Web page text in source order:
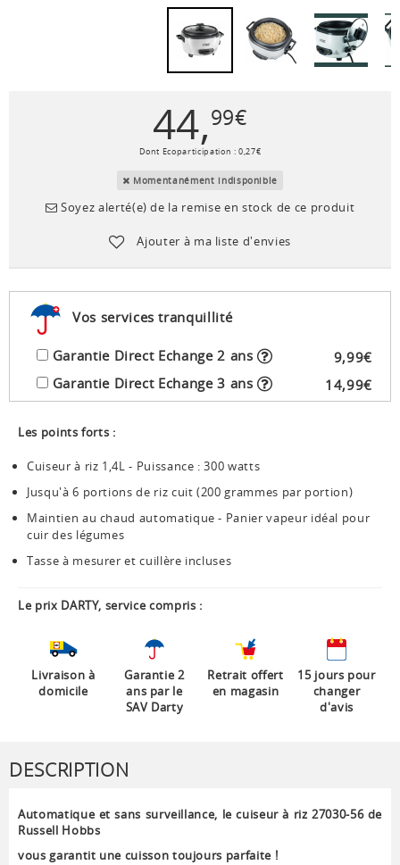
44,99€
Dont Ecoparticipation :0,27€
Momentanément indisponible
Soyez alerté(e) de la remise en stock de ce produit
Ajouter à ma liste d'envies
Vos services tranquillité
Garantie Direct Echange 2 ans 9,99€
Garantie Direct Echange 3 ans
14,99€
Les points forts :
Cuiseur à riz 1,4L - Puissance : 300 watts
Jusqu'à 6 portions de riz cuit (200 grammes par portion)
Maintien au chaud automatique - Panier vapeur idéal pour
cuir des légumes
Tasse à mesurer et cuillère incluses
Le prix DARTY, service compris :
Livraison à
domicile
Garantie 2
ans par le
SAV Darty
Retrait offert
en magasin
15 jours pour
changer
d'avis
DESCRIPTION
Automatique et sans surveillance, le cuiseur à riz 27030-56 de
Russell Hobbs
vous garantit une cuisson toujours parfaite !